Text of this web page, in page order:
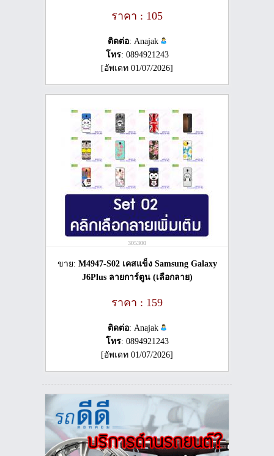
ราคา : 105
ติดต่อ: Anajak
โทร: 0894921243
[อัพเดท 01/07/2026]
305300
ขาย: M4947-S02 เคสแข็ง Samsung Galaxy
J6Plus ลายการ์ตูน (เลือกลาย)
ราคา : 159
ติดต่อ: Anajak
โทร: 0894921243
[อัพเดท 01/07/2026]